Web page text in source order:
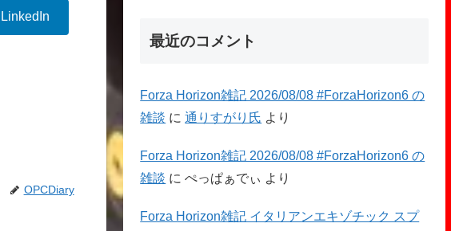
LinkedIn
OPCDiary
最近のコメント
Forza Horizon雑記 2026/08/08 #ForzaHorizon6 の
雑談 に通りすがり氏 より
Forza Horizon雑記 2026/08/08 #ForzaHorizon6 の
雑談 にぺっぱぁでぃ より
Forza Horizon雑記 イタリアンエキゾチック スプ